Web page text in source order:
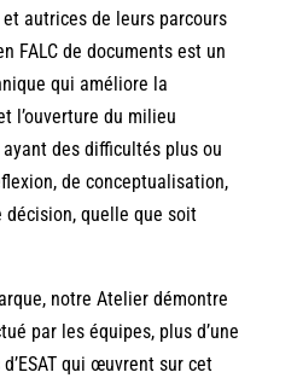
autrices de leurs parcours
FALC de documents est un
qui améliore la
l’ouverture du milieu
des difficultés plus ou
de conceptualisation,
quelle que soit
notre Atelier démontre
par les équipes, plus d’une
qui œuvrent sur cet